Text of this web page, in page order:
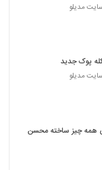
کمال خونسردی
مدیلو
پوک جدید
مدیلو
همه چیز ساخته محسن